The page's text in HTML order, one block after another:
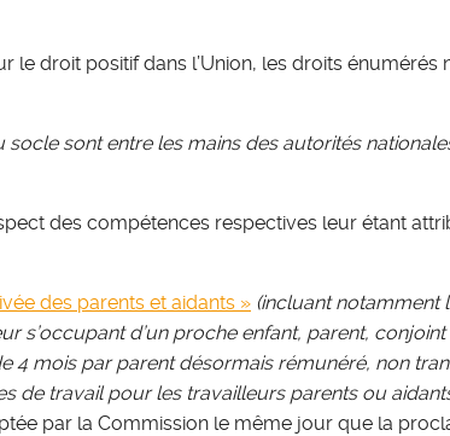
le droit positif dans l’Union, les droits
sont entre les mains des autorités
des compétences respectives leur étant
des parents et aidants » (incluant notamment
s’occupant d’un proche enfant, parent,
mois par parent désormais rémunéré, non
travail pour les travailleurs parents ou
par la Commission le même jour que la